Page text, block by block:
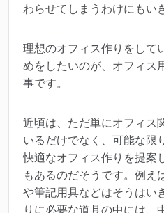
わらせてしまうわけにもい
理想のオフィス作りをして
めをしたいのが、オフィス
事です。
近頃は、ただ単にオフィス
いるだけでなく、可能な限
快適なオフィス作りを提案
もあるのだそうです。例え
や筆記用具などはそうはい
りに必要な道具の中には、